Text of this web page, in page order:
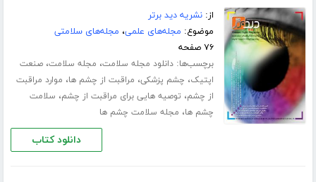
از:نشریه دید برتر
موضوع: مجله‌های علمی، مجله‌های سلامتی
۷۶ صفحه
برچسب‌ها:دانلود مجله سلامت، مجله سلامت،صنعت
اپتیک، چشم پزشکی، مراقبت از چشم ها، موارد مراقبت
از چشم، توصیه هایی برای مراقبت از چشم، سلامت
چشم ها، مجله سلامت چشم ها
دانلود کتاب